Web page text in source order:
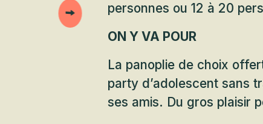
personnes ou 12 à 20
ON Y VA POUR
La panoplie de choix
party d’adolescent sans
ses amis. Du gros plaisir